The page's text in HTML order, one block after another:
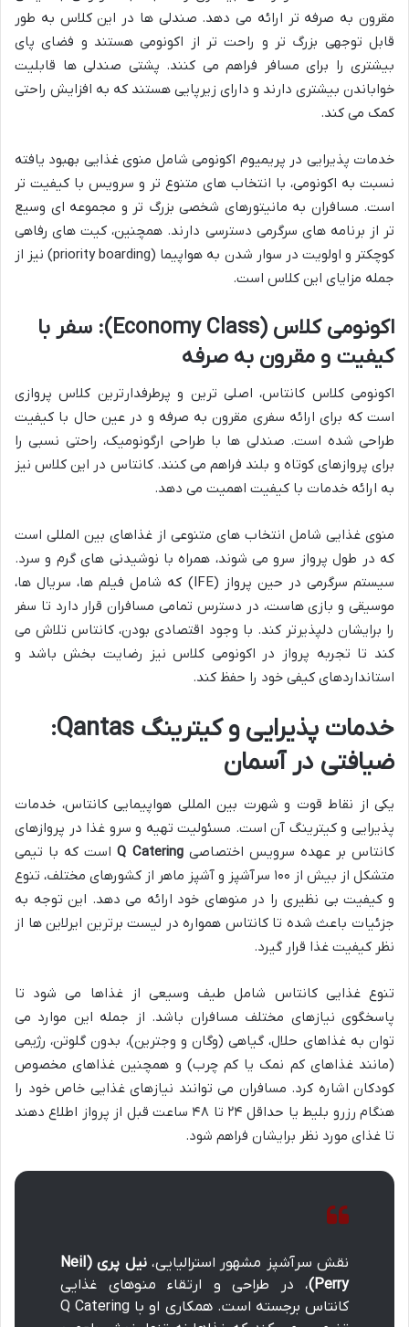
مقرون به صرفه تر ارائه می دهد. صندلی ها در این کلاس به طور
قابل توجهی بزرگ تر و راحت تر از اکونومی هستند و فضای پای
بیشتری را برای مسافر فراهم می کنند. پشتی صندلی ها قابلیت
خواباندن بیشتری دارند و دارای زیرپایی هستند که به افزایش راحتی
کمک می کند.
خدمات پذیرایی در پریمیوم اکونومی شامل منوی غذایی بهبود یافته
نسبت به اکونومی، با انتخاب های متنوع تر و سرویس با کیفیت تر
است. مسافران به مانیتورهای شخصی بزرگ تر و مجموعه ای وسیع
تر از برنامه های سرگرمی دسترسی دارند. همچنین، کیت های رفاهی
کوچکتر و اولویت در سوار شدن به هواپیما (priority boarding) نیز از
جمله مزایای این کلاس است.
اکونومی کلاس (Economy Class): سفر با
کیفیت و مقرون به صرفه
اکونومی کلاس کانتاس، اصلی ترین و پرطرفدارترین کلاس پروازی
است که برای ارائه سفری مقرون به صرفه و در عین حال با کیفیت
طراحی شده است. صندلی ها با طراحی ارگونومیک، راحتی نسبی را
برای پروازهای کوتاه و بلند فراهم می کنند. کانتاس در این کلاس نیز
به ارائه خدمات با کیفیت اهمیت می دهد.
منوی غذایی شامل انتخاب های متنوعی از غذاهای بین المللی است
که در طول پرواز سرو می شوند، همراه با نوشیدنی های گرم و سرد.
سیستم سرگرمی در حین پرواز (IFE) که شامل فیلم ها، سریال ها،
موسیقی و بازی هاست، در دسترس تمامی مسافران قرار دارد تا سفر
را برایشان دلپذیرتر کند. با وجود اقتصادی بودن، کانتاس تلاش می
کند تا تجربه پرواز در اکونومی کلاس نیز رضایت بخش باشد و
استانداردهای کیفی خود را حفظ کند.
خدمات پذیرایی و کیترینگ Qantas:
ضیافتی در آسمان
یکی از نقاط قوت و شهرت بین المللی هواپیمایی کانتاس، خدمات
پذیرایی و کیترینگ آن است. مسئولیت تهیه و سرو غذا در پروازهای
کانتاس بر عهده سرویس اختصاصیQ Cateringاست که با تیمی
متشکل از بیش از ۱۰۰ سرآشپز و آشپز ماهر از کشورهای مختلف، تنوع
و کیفیت بی نظیری را در منوهای خود ارائه می دهد. این توجه به
جزئیات باعث شده تا کانتاس همواره در لیست برترین ایرلاین ها از
نظر کیفیت غذا قرار گیرد.
تنوع غذایی کانتاس شامل طیف وسیعی از غذاها می شود تا
پاسخگوی نیازهای مختلف مسافران باشد. از جمله این موارد می
توان به غذاهای حلال، گیاهی (وگان و وجترین)، بدون گلوتن، رژیمی
(مانند غذاهای کم نمک یا کم چرب) و همچنین غذاهای مخصوص
کودکان اشاره کرد. مسافران می توانند نیازهای غذایی خاص خود را
هنگام رزرو بلیط یا حداقل ۲۴ تا ۴۸ ساعت قبل از پرواز اطلاع دهند
تا غذای مورد نظر برایشان فراهم شود.
نقش سرآشپز مشهور استرالیایی،
نیل پری (Neil
Perry) ، در طراحی و ارتقاء منوهای غذایی
کانتاس برجسته است. همکاری او با Q Catering